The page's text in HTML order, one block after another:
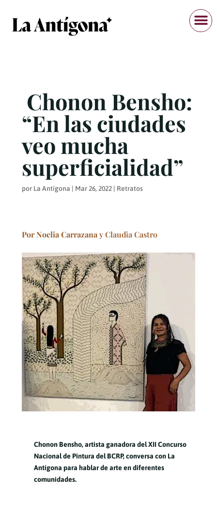
Chonon Bensho:
“En las ciudades
veo mucha
superficialidad”
por La Antígona | Mar 26, 2022| Retratos
Por Noelia Carrazanay Claudia Castro
Chonon Bensho, artista ganadora del XII Concurso
Nacional de Pintura del BCRP, conversa con La
Antígona para hablar de arte en diferentes
comunidades.